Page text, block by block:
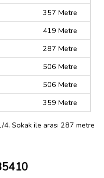
357 Metre
419 Metre
287 Metre
506 Metre
506 Metre
359 Metre
4. Sokak ile arası 287 metre